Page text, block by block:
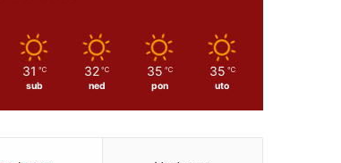
31 ℃
sub
32 ℃
ned
35 ℃
pon
35 ℃
uto